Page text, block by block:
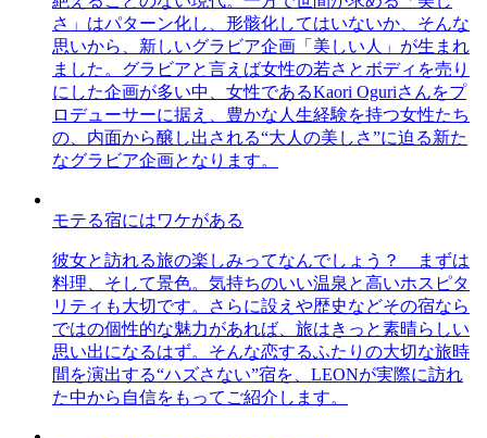
さ」はパターン化し、形骸化してはいないか、そんな
思いから、新しいグラビア企画「美しい人」が生まれ
ました。グラビアと言えば女性の若さとボディを売り
にした企画が多い中、女性であるKaori Oguriさんをプ
ロデューサーに据え、豊かな人生経験を持つ女性たち
の、内面から醸し出される“大人の美しさ”に迫る新た
なグラビア企画となります。
モテる宿にはワケがある
彼女と訪れる旅の楽しみってなんでしょう？ まずは
料理、そして景色。気持ちのいい温泉と高いホスピタ
リティも大切です。さらに設えや歴史などその宿なら
ではの個性的な魅力があれば、旅はきっと素晴らしい
思い出になるはず。そんな恋するふたりの大切な旅時
間を演出する“ハズさない”宿を、LEONが実際に訪れ
た中から自信をもってご紹介します。